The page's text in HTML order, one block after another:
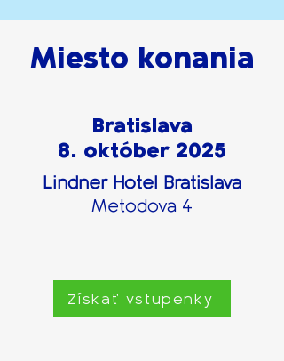
Miesto konania
Bratislava
8. október 2025
Lindner Hotel Bratislava
Metodova 4
Získať vstupenky